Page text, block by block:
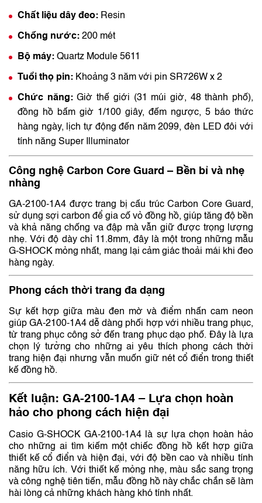
Chất liệu dây đeo: Resin
Chống nước: 200 mét
Bộ máy: Quartz Module 5611
Tuổi thọ pin: Khoảng 3 năm với pin SR726W x 2
Chức năng: Giờ thế giới (31 múi giờ, 48 thành phố),
đồng hồ bấm giờ 1/100 giây, đếm ngược, 5 báo thức
hàng ngày, lịch tự động đến năm 2099, đèn LED đôi với
tính năng Super Illuminator
Công nghệ Carbon Core Guard – Bền bỉ và nhẹ
nhàng
GA-2100-1A4 được trang bị cấu trúc Carbon Core Guard,
sử dụng sợi carbon để gia cố vỏ đồng hồ, giúp tăng độ bền
và khả năng chống va đập mà vẫn giữ được trọng lượng
nhẹ. Với độ dày chỉ 11.8mm, đây là một trong những mẫu
G-SHOCK mỏng nhất, mang lại cảm giác thoải mái khi đeo
hàng ngày.
Phong cách thời trang đa dạng
Sự kết hợp giữa màu đen mờ và điểm nhấn cam neon
giúp GA-2100-1A4 dễ dàng phối hợp với nhiều trang phục,
từ trang phục công sở đến trang phục dạo phố. Đây là lựa
chọn lý tưởng cho những ai yêu thích phong cách thời
trang hiện đại nhưng vẫn muốn giữ nét cổ điển trong thiết
kế đồng hồ.
Kết luận: GA-2100-1A4 – Lựa chọn hoàn
hảo cho phong cách hiện đại
Casio G-SHOCK GA-2100-1A4 là sự lựa chọn hoàn hảo
cho những ai tìm kiếm một chiếc đồng hồ kết hợp giữa
thiết kế cổ điển và hiện đại, với độ bền cao và nhiều tính
năng hữu ích. Với thiết kế mỏng nhẹ, màu sắc sang trọng
và công nghệ tiên tiến, mẫu đồng hồ này chắc chắn sẽ làm
hài lòng cả những khách hàng khó tính nhất.